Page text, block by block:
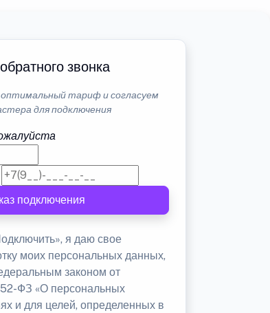
звонка
тариф и согласуем
для подключения
подключения
я даю свое
моих персональных данных,
законом от
ФЗ «О персональных
и для целей, определенных в